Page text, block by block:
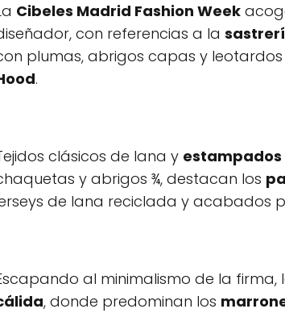
Cibeles Madrid Fashion Week
con referencias a la
plumas, abrigos capas y
.
clásicos de lana y
y abrigos ¾, destacan los
de lana reciclada y acabados
al minimalismo de la firma,
, donde predominan los